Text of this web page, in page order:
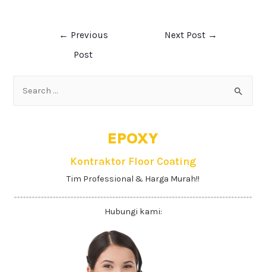
← Previous
Post
Next Post →
EPOXY
Kontraktor Floor Coating
Tim Professional & Harga Murah!!
Hubungi kami: